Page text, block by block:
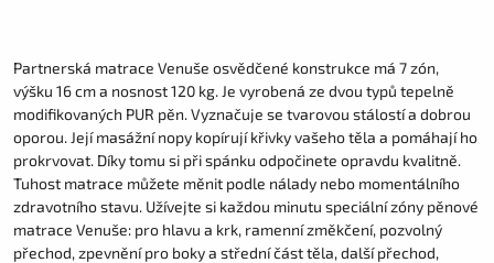
Partnerská matrace Venuše osvědčené konstrukce má 7 zón,
výšku 16 cm a nosnost 120 kg. Je vyrobená ze dvou typů tepelně
modifikovaných PUR pěn. Vyznačuje se tvarovou stálostí a dobrou
oporou. Její masážní nopy kopírují křivky vašeho těla a pomáhají ho
prokrvovat. Díky tomu si při spánku odpočinete opravdu kvalitně.
Tuhost matrace můžete měnit podle nálady nebo momentálního
zdravotního stavu. Užívejte si každou minutu speciální zóny pěnové
matrace Venuše: pro hlavu a krk, ramenní změkčení, pozvolný
přechod, zpevnění pro boky a střední část těla, další přechod,